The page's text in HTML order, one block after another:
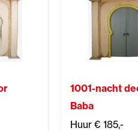
1001-nacht
Baba
Huur € 185,-